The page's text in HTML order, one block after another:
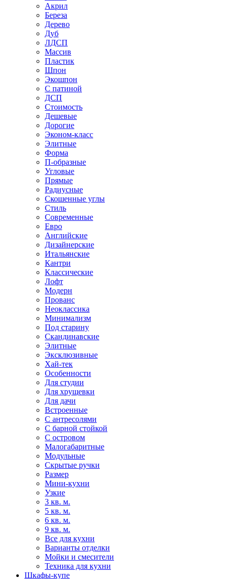
Акрил
Береза
Дерево
Дуб
ЛДСП
Массив
Пластик
Шпон
Экошпон
С патиной
ДСП
Стоимость
Дешевые
Дорогие
Эконом-класс
Элитные
Форма
П-образные
Угловые
Прямые
Радиусные
Скошенные углы
Стиль
Современные
Евро
Английские
Дизайнерские
Итальянские
Кантри
Классические
Лофт
Модерн
Прованс
Неоклассика
Минимализм
Под старину
Скандинавские
Элитные
Эксклюзивные
Хай-тек
Особенности
Для студии
Для хрущевки
Для дачи
Встроенные
С антресолями
С барной стойкой
С островом
Малогабаритные
Модульные
Скрытые ручки
Размер
Мини-кухни
Узкие
3 кв. м.
5 кв. м.
6 кв. м.
9 кв. м.
Все для кухни
Варианты отделки
Мойки и смесители
Техника для кухни
Шкафы-купе